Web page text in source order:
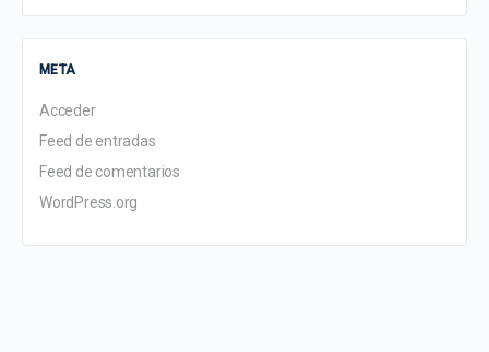
META
Acceder
Feed de entradas
Feed de comentarios
WordPress.org